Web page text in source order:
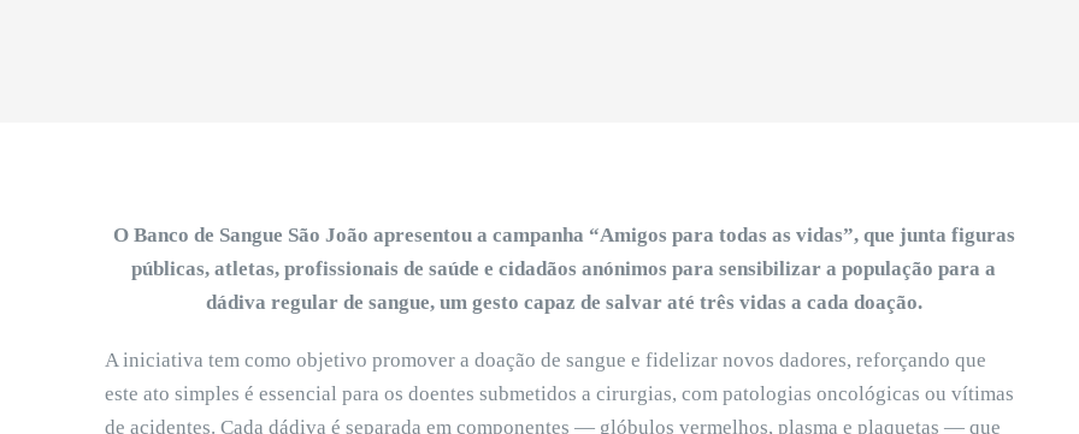
O Banco de Sangue São João apresentou a campanha “Amigos para todas as vidas”, que junta figuras
públicas, atletas, profissionais de saúde e cidadãos anónimos para sensibilizar a população para a
dádiva regular de sangue, um gesto capaz de salvar até três vidas a cada doação.
A iniciativa tem como objetivo promover a doação de sangue e fidelizar novos dadores, reforçando que
este ato simples é essencial para os doentes submetidos a cirurgias, com patologias oncológicas ou vítimas
de acidentes. Cada dádiva é separada em componentes — glóbulos vermelhos, plasma e plaquetas — que